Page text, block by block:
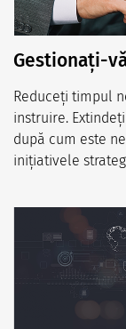
Gestionați-
Reduceți timpul
instruire.
după cum este
inițiativele